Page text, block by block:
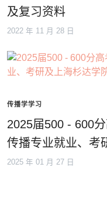
及复习资料
2022 年 11 月 28 日
传播学学习
2025届500 - 600
传播专业就业、考
2025 年 01 月 27 日